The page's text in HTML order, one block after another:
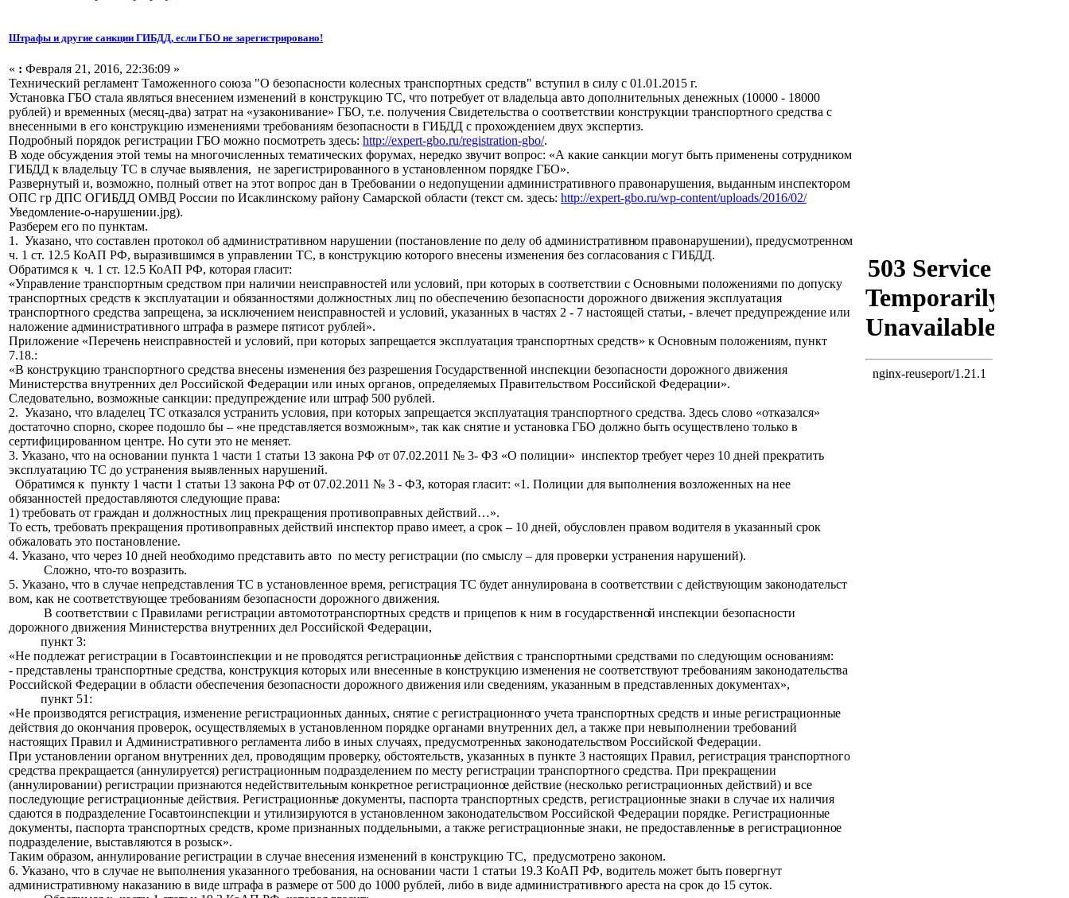
Штрафы и другие санкции ГИБДД, если ГБО не зарегистрировано!
« : Февраля 21, 2016, 22:36:09 »
Технический регламент Таможенного союза "О безопасности колесных транспортных средств" вступил в силу с 01.01.2015 г.
Установка ГБО стала являться внесением изменений в конструкцию ТС, что потребует от владельца авто дополнительных денежных (10000 - 18000
рублей) и временных (месяц-два) затрат на «узаконивание» ГБО, т.е. получения Свидетельства о соответствии конструкции транспортного средства с
внесенными в его конструкцию изменениями требованиям безопасности в ГИБДД с прохождением двух экспертиз.
Подробный порядок регистрации ГБО можно посмотреть здесь: http://expert-gbo.ru/registration-gbo/.
В ходе обсуждения этой темы на многочисленных тематических форумах, нередко звучит вопрос: «А какие санкции могут быть применены сотрудником
ГИБДД к владельцу ТС в случае выявления, не зарегистрированного в установленном порядке ГБО».
Развернутый и, возможно, полный ответ на этот вопрос дан в Требовании о недопущении административного правонарушения, выданным инспектором
ОПС гр ДПС ОГИБДД ОМВД России по Исаклинскому району Самарской области (текст см. здесь: http://expert-gbo.ru/wp-content/uploads/2016/02/
Уведомление-о-нарушении.jpg).
Разберем его по пунктам.
1. Указано, что составлен протокол об административном нарушении (постановление по делу об административном правонарушении), предусмотренном
ч. 1 ст. 12.5 КоАП РФ, выразившимся в управлении ТС, в конструкцию которого внесены изменения без согласования с ГИБДД.
Обратимся к ч. 1 ст. 12.5 КоАП РФ, которая гласит:
«Управление транспортным средством при наличии неисправностей или условий, при которых в соответствии с Основными положениями по допуску
транспортных средств к эксплуатации и обязанностями должностных лиц по обеспечению безопасности дорожного движения эксплуатация
транспортного средства запрещена, за исключением неисправностей и условий, указанных в частях 2 - 7 настоящей статьи, - влечет предупреждение или
наложение административного штрафа в размере пятисот рублей».
Приложение «Перечень неисправностей и условий, при которых запрещается эксплуатация транспортных средств» к Основным положениям, пункт
7.18.:
«В конструкцию транспортного средства внесены изменения без разрешения Государственной инспекции безопасности дорожного движения
Министерства внутренних дел Российской Федерации или иных органов, определяемых Правительством Российской Федерации».
Следовательно, возможные санкции: предупреждение или штраф 500 рублей.
2. Указано, что владелец ТС отказался устранить условия, при которых запрещается эксплуатация транспортного средства. Здесь слово «отказался»
достаточно спорно, скорее подошло бы – «не представляется возможным», так как снятие и установка ГБО должно быть осуществлено только в
сертифицированном центре. Но сути это не меняет.
3. Указано, что на основании пункта 1 части 1 статьи 13 закона РФ от 07.02.2011 № 3- ФЗ «О полиции» инспектор требует через 10 дней прекратить
эксплуатацию ТС до устранения выявленных нарушений.
Обратимся к пункту 1 части 1 статьи 13 закона РФ от 07.02.2011 № 3 - ФЗ, которая гласит: «1. Полиции для выполнения возложенных на нее
обязанностей предоставляются следующие права:
1) требовать от граждан и должностных лиц прекращения противоправных действий…».
То есть, требовать прекращения противоправных действий инспектор право имеет, а срок – 10 дней, обусловлен правом водителя в указанный срок
обжаловать это постановление.
4. Указано, что через 10 дней необходимо представить авто по месту регистрации (по смыслу – для проверки устранения нарушений).
Сложно, что-то возразить.
5. Указано, что в случае непредставления ТС в установленное время, регистрация ТС будет аннулирована в соответствии с действующим законодательст
вом, как не соответствующее требованиям безопасности дорожного движения.
В соответствии с Правилами регистрации автомототранспортных средств и прицепов к ним в государственной инспекции безопасности
дорожного движения Министерства внутренних дел Российской Федерации,
пункт 3:
«Не подлежат регистрации в Госавтоинспекции и не проводятся регистрационные действия с транспортными средствами по следующим основаниям:
- представлены транспортные средства, конструкция которых или внесенные в конструкцию изменения не соответствуют требованиям законодательства
Российской Федерации в области обеспечения безопасности дорожного движения или сведениям, указанным в представленных документах»,
пункт 51:
«Не производятся регистрация, изменение регистрационных данных, снятие с регистрационного учета транспортных средств и иные регистрационные
действия до окончания проверок, осуществляемых в установленном порядке органами внутренних дел, а также при невыполнении требований
настоящих Правил и Административного регламента либо в иных случаях, предусмотренных законодательством Российской Федерации.
При установлении органом внутренних дел, проводящим проверку, обстоятельств, указанных в пункте 3 настоящих Правил, регистрация транспортного
средства прекращается (аннулируется) регистрационным подразделением по месту регистрации транспортного средства. При прекращении
(аннулировании) регистрации признаются недействительным конкретное регистрационное действие (несколько регистрационных действий) и все
последующие регистрационные действия. Регистрационные документы, паспорта транспортных средств, регистрационные знаки в случае их наличия
сдаются в подразделение Госавтоинспекции и утилизируются в установленном законодательством Российской Федерации порядке. Регистрационные
документы, паспорта транспортных средств, кроме признанных поддельными, а также регистрационные знаки, не предоставленные в регистрационное
подразделение, выставляются в розыск».
Таким образом, аннулирование регистрации в случае внесения изменений в конструкцию ТС, предусмотрено законом.
6. Указано, что в случае не выполнения указанного требования, на основании части 1 статьи 19.3 КоАП РФ, водитель может быть повергнут
административному наказанию в виде штрафа в размере от 500 до 1000 рублей, либо в виде административного ареста на срок до 15 суток.